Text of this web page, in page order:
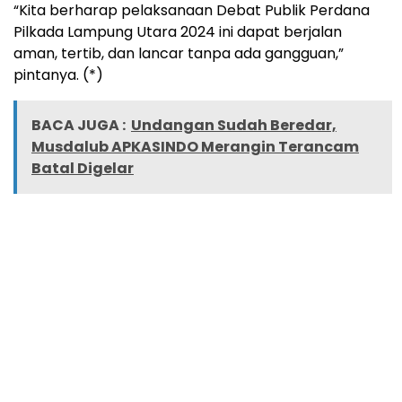
“Kita berharap pelaksanaan Debat Publik Perdana
Pilkada Lampung Utara 2024 ini dapat berjalan
aman, tertib, dan lancar tanpa ada gangguan,”
pintanya. (*)
BACA JUGA : Undangan Sudah Beredar,
Musdalub APKASINDO Merangin Terancam
Batal Digelar